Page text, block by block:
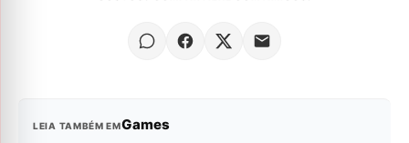
LEIA TAMBÉM EMGames